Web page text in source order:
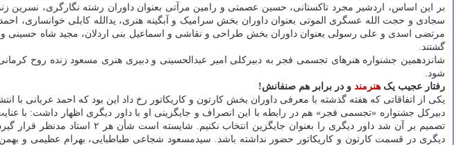
بر این اساس، اردشیر مجرد تاکستانی، حسین عصمتی و رامین مرآتی بعنوان داوران رشته نگارگری،
سجادی و حجت الله عسگری الموتی بعنوان داوران بخش سرامیک و آبگینه هنری، یدالله کابلی خوانساری،
مرتضی اسدی و علی رسولی بعنوان داوران بخش طراحی و نقاشی و اسماعیل بنی اردلان، مجید شاه حسینی
گشتند.
شانزدهمین جشنواره هنرهای تجسمی فجر به دبیرکلی امیر عبدالحسینی و دبیری هنری مسعود زنده روح
شود.
رفتار عجیب یک هنرمند و در برابر هم صنفانش!
یکی از اتفاقاتی که هفته گذشته با معرفی داوران بخش کارتون و کاریکاتور رخ داد این بود که احمد عربانی
دبیرکل جشنواره «تجسمی فجر» هم در رابطه با این انصراف و جایگزینی او با داور دیگری اظهار داشت: با
تصمیم بر آن شد داور دیگری را
دیگری در قسمت کارتون و کاریکاتور حضور نداشته باشد. سیدمسعود شجاعی طباطبایی، بهرام عظیمی و